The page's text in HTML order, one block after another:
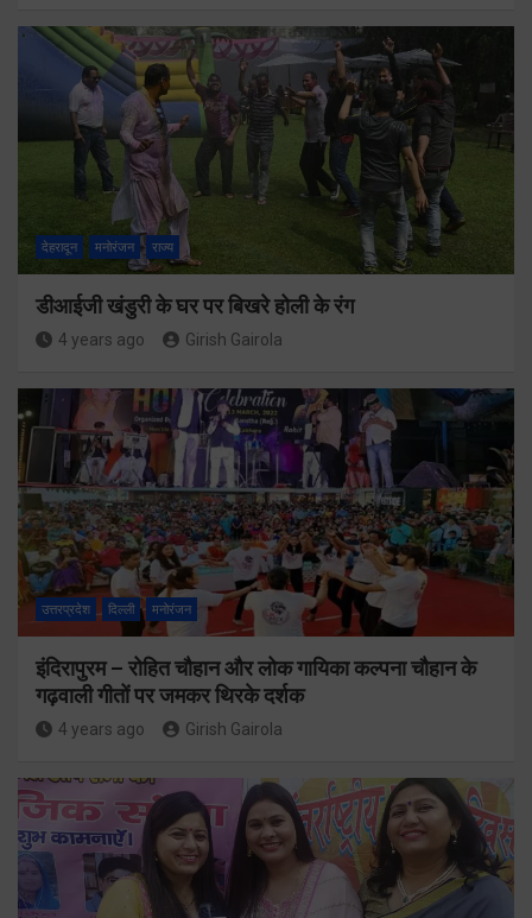
देहरादून मनोरंजन राज्य
डीआईजी खंडुरी के घर पर बिखरे होली के रंग
4 years ago Girish Gairola
उत्तरप्रदेश दिल्ली मनोरंजन
इंदिरापुरम – रोहित चौहान और लोक गायिका कल्पना चौहान के
गढ़वाली गीतों पर जमकर थिरके दर्शक
4 years ago Girish Gairola